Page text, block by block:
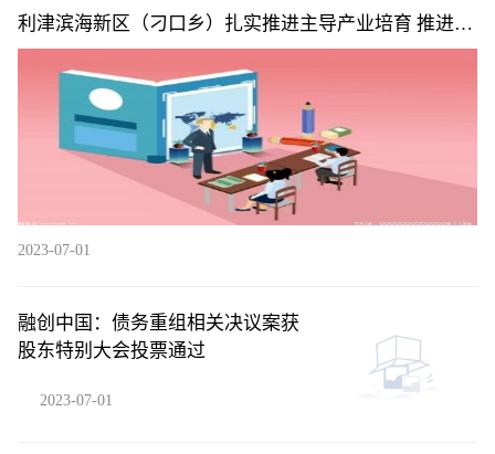
利津滨海新区（刁口乡）扎实推进主导产业培育 推进重
点项目建设“多点开花”_每日聚焦
2023-07-01
融创中国：债务重组相关决议案获
股东特别大会投票通过
2023-07-01